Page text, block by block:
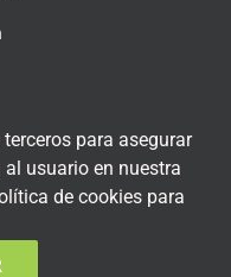
SOCIALES
para asegurar
usuario en nuestra
de cookies para